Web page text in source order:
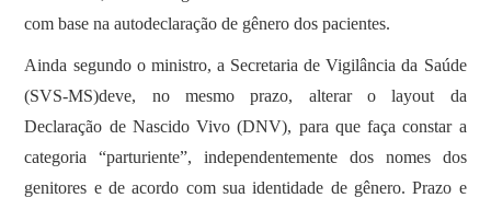
com base na autodeclaração de gênero dos pacientes.
Ainda segundo o ministro, a Secretaria de Vigilância da Saúde
(SVS-MS)deve, no mesmo prazo, alterar o layout da
Declaração de Nascido Vivo (DNV), para que faça constar a
categoria “parturiente”, independentemente dos nomes dos
genitores e de acordo com sua identidade de gênero. Prazo e